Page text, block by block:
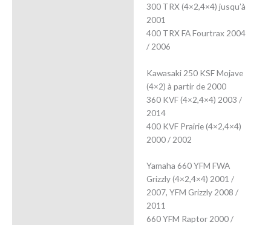
300 TRX (4×2,4×4) jusqu’à
2001
400 TRX FA Fourtrax 2004
/ 2006
Kawasaki 250 KSF Mojave
(4×2) à partir de 2000
360 KVF (4×2,4×4) 2003 /
2014
400 KVF Prairie (4×2,4×4)
2000 / 2002
Yamaha 660 YFM FWA
Grizzly (4×2,4×4) 2001 /
2007, YFM Grizzly 2008 /
2011
660 YFM Raptor 2000 /